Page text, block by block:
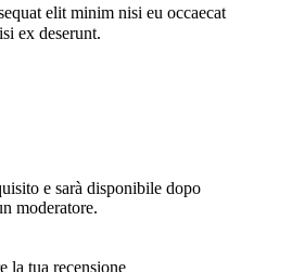
elit minim nisi eu occaecat
ex deserunt.
e sarà disponibile dopo
moderatore.
la tua recensione